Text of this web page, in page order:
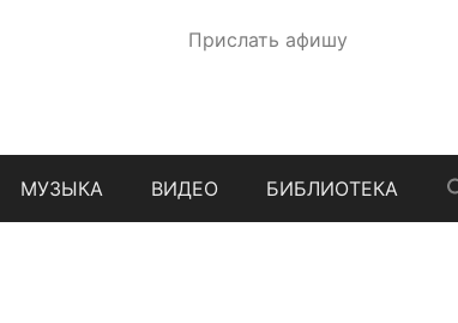
Прислать афишу
МУЗЫКА ВИДЕО БИБЛИОТЕКА